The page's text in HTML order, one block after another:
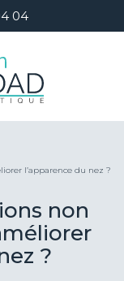
04
l’apparence du nez ?
non
?